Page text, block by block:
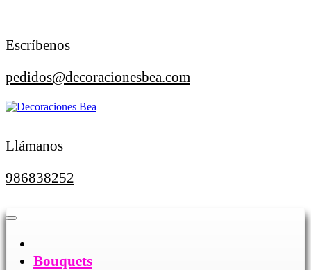
Escríbenos
pedidos@decoracionesbea.com
Llámanos
986838252
Botón
apertura
Bouquets